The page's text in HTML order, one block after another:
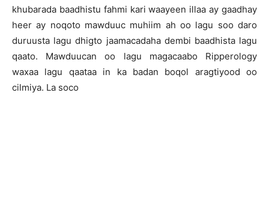
khubarada baadhistu fahmi kari waayeen illaa ay gaadhay
heer ay noqoto mawduuc muhiim ah oo lagu soo daro
duruusta lagu dhigto jaamacadaha dembi baadhista lagu
qaato. Mawduucan oo lagu magacaabo Ripperology
waxaa lagu qaataa in ka badan boqol aragtiyood oo
cilmiya. La soco